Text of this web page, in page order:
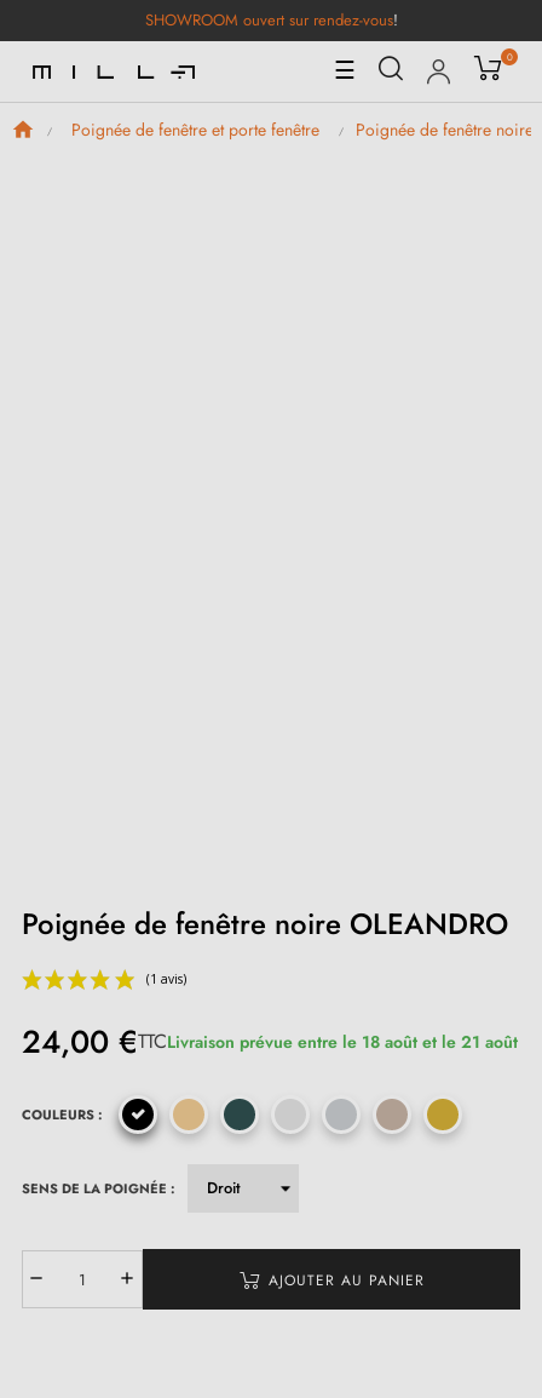
SHOWROOM ouvert sur rendez-vous!
Basculer
la
navigation
☰ 0
Poignée de fenêtre et porte fenêtre Poignée de fenêtre noire
Poignée de fenêtre noire OLEANDRO
24,00 €TTCLivraison prévue entre le 18 août et le 21 août
COULEURS :
SENS DE LA POIGNÉE :
AJOUTER AU PANIER